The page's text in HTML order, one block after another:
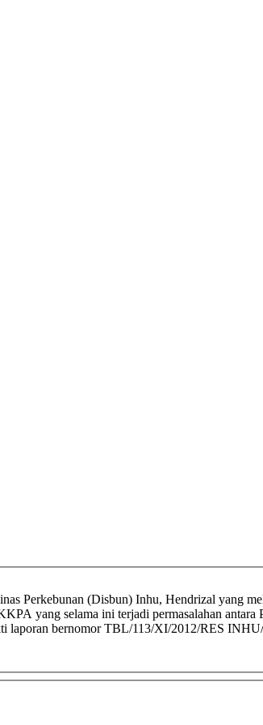
Perkebunan (Disbun) Inhu, Hendrizal yang
yang selama ini terjadi permasalahan antara
laporan bernomor TBL/113/XI/2012/RES